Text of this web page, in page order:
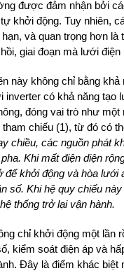
được đảm nhận bởi
khởi động. Tuy nhiên,
và quan trọng hơn
giai đoạn mà lưới điện
này không chỉ bằng
inverter có khả năng
đóng vai trò như
tham chiếu (1), từ đó có
chiều, các nguồn phát
Khi mất điện diện
khởi động và hòa
số. Khi hệ quy chiếu
thống trở lại vận hành.
chỉ khởi động một lần
kiểm soát điện áp và
Đây là điểm khác biệt